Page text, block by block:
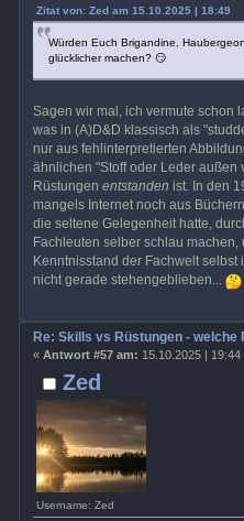
Zitat von: Zed am 15.10.2025 | 18:49
Würden Euch Brigandine,
glücklicher machen? 😏
Sagen wir mal, ich vermute schon
was in (A)D&D klassisch als
nur aus fehlinterpretierten
ähnlichen "Stoff oder Leder außen
Rüstungen entstanden ist. In den
mangels Internet noch aus
die seltene Gelegenheit hatte,
Fachleuten selber schlau
Kenntnisstand der Fachwelt
nicht gerade stehengeblieben...
Zed
Username: Zed
Re: Skills vs Rüstungen -
« Antwort #57 am: 15.10.2025 | 19:44